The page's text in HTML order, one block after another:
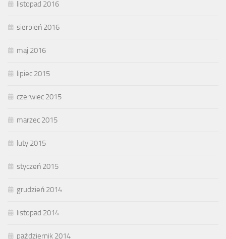
listopad 2016
sierpień 2016
maj 2016
lipiec 2015
czerwiec 2015
marzec 2015
luty 2015
styczeń 2015
grudzień 2014
listopad 2014
październik 2014